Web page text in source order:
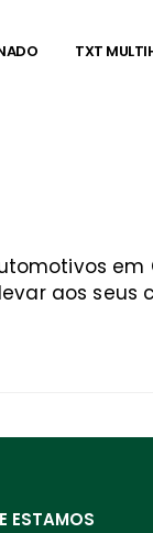
TXT
aos seus
ESTAMOS